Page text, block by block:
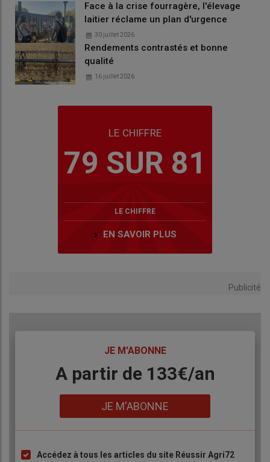
Face à la crise fourragère, l'élevage
laitier réclame un plan d'urgence
30 juillet 2026
Rendements contrastés et bonne
qualité
16 juillet 2026
LE CHIFFRE
79 SUR 81
LE CHIFFRE
EN SAVOIR PLUS
Publicité
JE M'ABONNE
BodyA partir de 133€/an
JE M'ABONNE
ListeAccédez à tous les articles du site Réussir Agri72